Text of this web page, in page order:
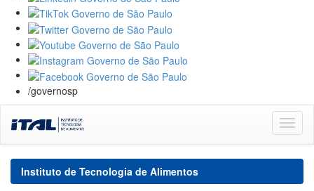
/governosp
navigation
Instituto de Tecnologia de Alimentos